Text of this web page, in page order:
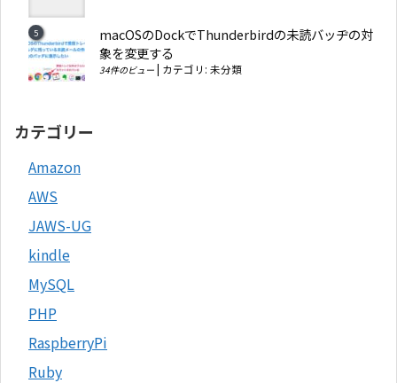
macOSのDockでThunderbirdの未読バッヂの対
象を変更する
34件のビュー カテゴリ: 未分類
カテゴリー
Amazon
AWS
JAWS-UG
kindle
MySQL
PHP
RaspberryPi
Ruby